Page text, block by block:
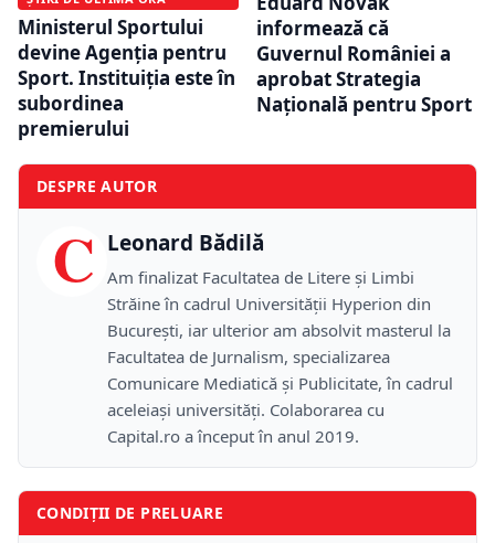
Ministerul Sportului
devine Agenția pentru
Sport. Instituiția este în
subordinea
premierului
informează că
Guvernul României a
aprobat Strategia
Naţională pentru Sport
DESPRE AUTOR
C Leonard Bădilă
Am finalizat Facultatea de Litere și Limbi
Străine în cadrul Universității Hyperion din
București, iar ulterior am absolvit masterul la
Facultatea de Jurnalism, specializarea
Comunicare Mediatică și Publicitate, în cadrul
aceleiași universități. Colaborarea cu
Capital.ro a început în anul 2019.
CONDIȚII DE PRELUARE